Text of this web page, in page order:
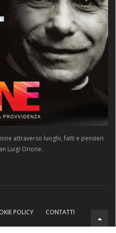
attraverso luoghi, fatti e pensieri
Luigi Orione.
POLICY
CONTATTI